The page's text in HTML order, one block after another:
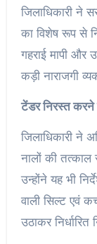
जिलाधिकारी ने
का विशेष रूप से
गहराई मापी
कड़ी नाराजगी
टेंडर निरस्त करने
जिलाधिकारी ने
नालों की तत्काल
उन्होंने यह भी
वाली सिल्ट एवं
उठाकर